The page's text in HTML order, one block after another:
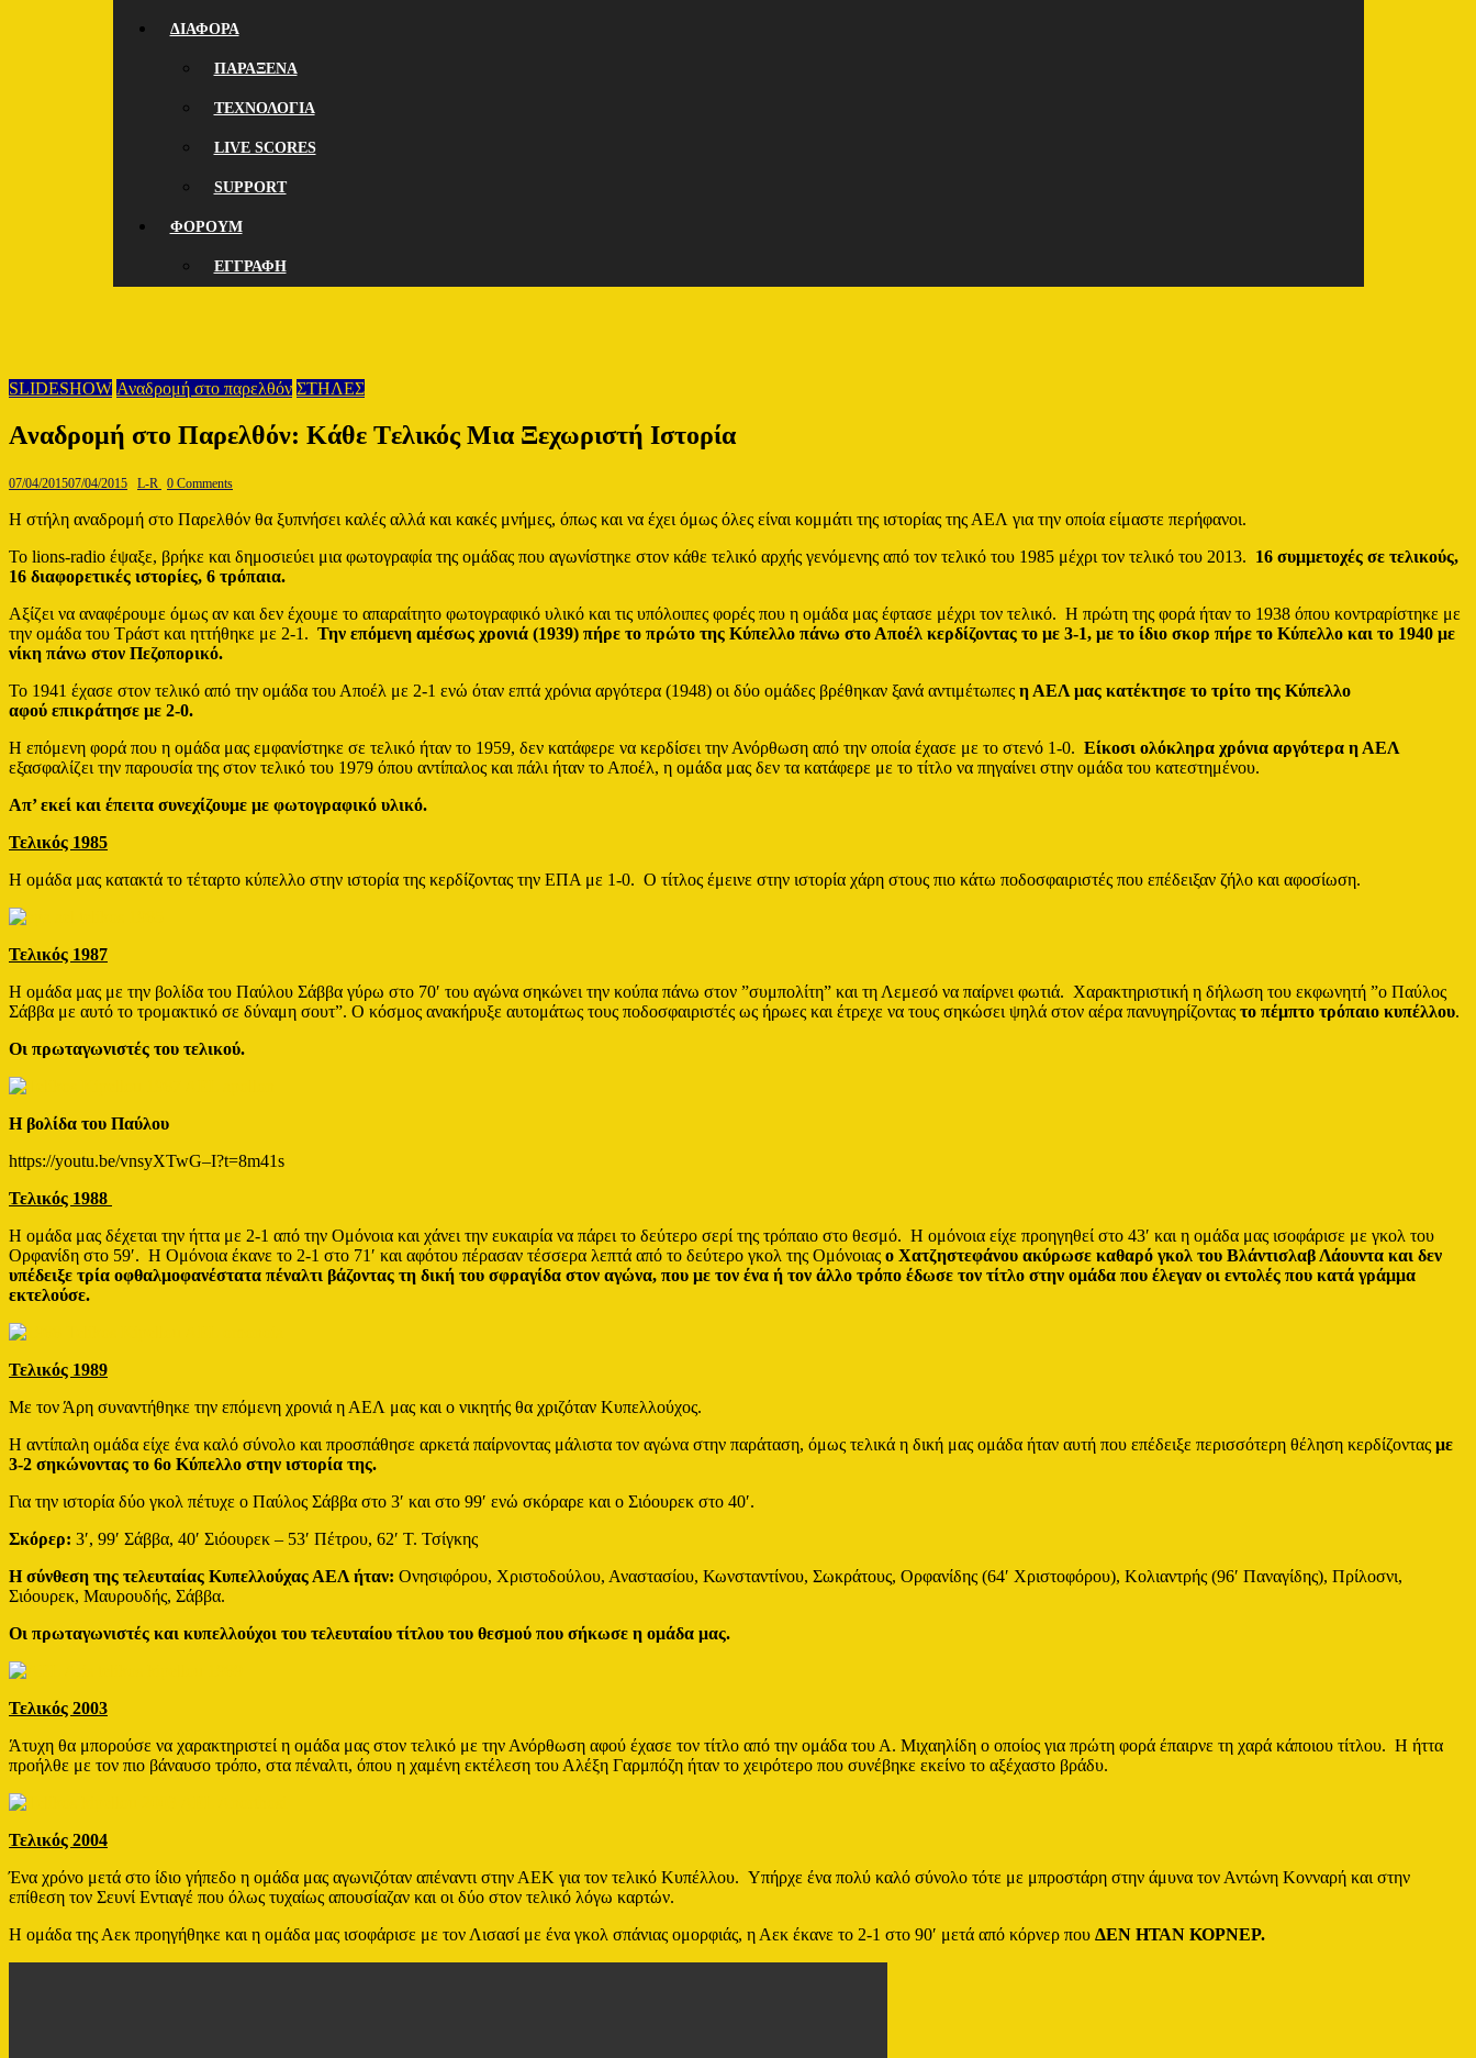
ΔΙΑΦΟΡΑ
ΠΑΡΑΞΕΝΑ
ΤΕΧΝΟΛΟΓΙΑ
LIVE SCORES
SUPPORT
ΦΟΡΟΥΜ
ΕΓΓΡΑΦΗ
SLIDESHOW Αναδρομή στο παρελθόν ΣΤΗΛΕΣ
Aναδρομή στο Παρελθόν: Κάθε Tελικός Μια Ξεχωριστή Ιστορία
07/04/201507/04/2015 L-R 0 Comments
H στήλη αναδρομή στο Παρελθόν θα ξυπνήσει καλές αλλά και κακές μνήμες, όπως και να έχει όμως όλες είναι κομμάτι της ιστορίας της ΑΕΛ για την οποία είμαστε περήφανοι.
Το lions-radio έψαξε, βρήκε και δημοσιεύει μια φωτογραφία της ομάδας που αγωνίστηκε στον κάθε τελικό αρχής γενόμενης από τον τελικό του 1985 μέχρι τον τελικό του 2013. 16 συμμετοχές σε τελικούς,
16 διαφορετικές ιστορίες, 6 τρόπαια.
Αξίζει να αναφέρουμε όμως αν και δεν έχουμε το απαραίτητο φωτογραφικό υλικό και τις υπόλοιπες φορές που η ομάδα μας έφτασε μέχρι τον τελικό. Η πρώτη της φορά ήταν το 1938 όπου κοντραρίστηκε με
την ομάδα του Τράστ και ηττήθηκε με 2-1. Την επόμενη αμέσως χρονιά (1939) πήρε το πρώτο της Κύπελλο πάνω στο Αποέλ κερδίζοντας το με 3-1, με το ίδιο σκορ πήρε το Κύπελλο και το 1940 με
νίκη πάνω στον Πεζοπορικό.
Το 1941 έχασε στον τελικό από την ομάδα του Αποέλ με 2-1 ενώ όταν επτά χρόνια αργότερα (1948) οι δύο ομάδες βρέθηκαν ξανά αντιμέτωπες η ΑΕΛ μας κατέκτησε το τρίτο της Κύπελλο
αφού επικράτησε με 2-0.
Η επόμενη φορά που η ομάδα μας εμφανίστηκε σε τελικό ήταν το 1959, δεν κατάφερε να κερδίσει την Ανόρθωση από την οποία έχασε με το στενό 1-0. Είκοσι ολόκληρα χρόνια αργότερα η ΑΕΛ
εξασφαλίζει την παρουσία της στον τελικό του 1979 όπου αντίπαλος και πάλι ήταν το Αποέλ, η ομάδα μας δεν τα κατάφερε με το τίτλο να πηγαίνει στην ομάδα του κατεστημένου.
Απ’ εκεί και έπειτα συνεχίζουμε με φωτογραφικό υλικό.
Τελικός 1985
Η ομάδα μας κατακτά το τέταρτο κύπελλο στην ιστορία της κερδίζοντας την ΕΠΑ με 1-0. Ο τίτλος έμεινε στην ιστορία χάρη στους πιο κάτω ποδοσφαιριστές που επέδειξαν ζήλο και αφοσίωση.
Τελικός 1987
Η ομάδα μας με την βολίδα του Παύλου Σάββα γύρω στο 70′ του αγώνα σηκώνει την κούπα πάνω στον ”συμπολίτη” και τη Λεμεσό να παίρνει φωτιά. Χαρακτηριστική η δήλωση του εκφωνητή ”ο Παύλος
Σάββα με αυτό το τρομακτικό σε δύναμη σουτ”. Ο κόσμος ανακήρυξε αυτομάτως τους ποδοσφαιριστές ως ήρωες και έτρεχε να τους σηκώσει ψηλά στον αέρα πανυγηρίζοντας το πέμπτο τρόπαιο κυπέλλου.
Οι πρωταγωνιστές του τελικού.
Η βολίδα του Παύλου
https://youtu.be/vnsyXTwG–I?t=8m41s
Τελικός 1988
H ομάδα μας δέχεται την ήττα με 2-1 από την Ομόνοια και χάνει την ευκαιρία να πάρει το δεύτερο σερί της τρόπαιο στο θεσμό. Η ομόνοια είχε προηγηθεί στο 43′ και η ομάδα μας ισοφάρισε με γκολ του
Ορφανίδη στο 59′. Η Ομόνοια έκανε το 2-1 στο 71′ και αφότου πέρασαν τέσσερα λεπτά από το δεύτερο γκολ της Ομόνοιας ο Χατζηστεφάνου ακύρωσε καθαρό γκολ του Βλάντισλαβ Λάουντα και δεν
υπέδειξε τρία οφθαλμοφανέστατα πέναλτι βάζοντας τη δική του σφραγίδα στον αγώνα, που με τον ένα ή τον άλλο τρόπο έδωσε τον τίτλο στην ομάδα που έλεγαν οι εντολές που κατά γράμμα
εκτελούσε.
Τελικός 1989
Mε τον Άρη συναντήθηκε την επόμενη χρονιά η ΑΕΛ μας και ο νικητής θα χριζόταν Κυπελλούχος.
Η αντίπαλη ομάδα είχε ένα καλό σύνολο και προσπάθησε αρκετά παίρνοντας μάλιστα τον αγώνα στην παράταση, όμως τελικά η δική μας ομάδα ήταν αυτή που επέδειξε περισσότερη θέληση κερδίζοντας με
3-2 σηκώνοντας το 6ο Κύπελλο στην ιστορία της.
Για την ιστορία δύο γκολ πέτυχε ο Παύλος Σάββα στο 3′ και στο 99′ ενώ σκόραρε και ο Σιόουρεκ στο 40′.
Σκόρερ: 3′, 99′ Σάββα, 40′ Σιόουρεκ – 53′ Πέτρου, 62′ Τ. Τσίγκης
Η σύνθεση της τελευταίας Κυπελλούχας ΑΕΛ ήταν: Ονησιφόρου, Χριστοδούλου, Αναστασίου, Κωνσταντίνου, Σωκράτους, Ορφανίδης (64′ Χριστοφόρου), Κολιαντρής (96′ Παναγίδης), Πρίλοσνι,
Σιόουρεκ, Μαυρουδής, Σάββα.
Οι πρωταγωνιστές και κυπελλούχοι του τελευταίου τίτλου του θεσμού που σήκωσε η ομάδα μας.
Τελικός 2003
Άτυχη θα μπορούσε να χαρακτηριστεί η ομάδα μας στον τελικό με την Ανόρθωση αφού έχασε τον τίτλο από την ομάδα του Α. Μιχαηλίδη ο οποίος για πρώτη φορά έπαιρνε τη χαρά κάποιου τίτλου. Η ήττα
προήλθε με τον πιο βάναυσο τρόπο, στα πέναλτι, όπου η χαμένη εκτέλεση του Αλέξη Γαρμπόζη ήταν το χειρότερο που συνέβηκε εκείνο το αξέχαστο βράδυ.
Τελικός 2004
Ένα χρόνο μετά στο ίδιο γήπεδο η ομάδα μας αγωνιζόταν απέναντι στην ΑΕΚ για τον τελικό Κυπέλλου. Υπήρχε ένα πολύ καλό σύνολο τότε με μπροστάρη στην άμυνα τον Αντώνη Κονναρή και στην
επίθεση τον Σευνί Εντιαγέ που όλως τυχαίως απουσίαζαν και οι δύο στον τελικό λόγω καρτών.
Η ομάδα της Αεκ προηγήθηκε και η ομάδα μας ισοφάρισε με τον Λισασί με ένα γκολ σπάνιας ομορφιάς, η Αεκ έκανε το 2-1 στο 90′ μετά από κόρνερ που ΔΕΝ ΗΤΑΝ ΚΟΡΝΕΡ.